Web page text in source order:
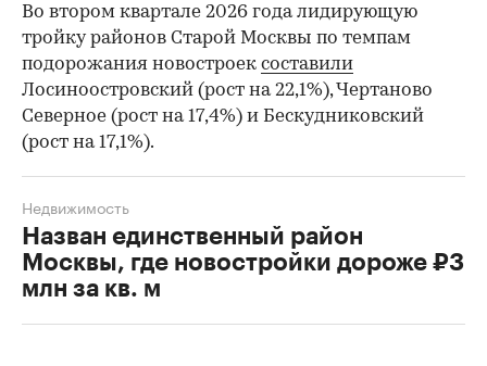
Во втором квартале 2026 года лидирующую
тройку районов Старой Москвы по темпам
подорожания новостроек составили
Лосиноостровский (рост на 22,1%), Чертаново
Северное (рост на 17,4%) и Бескудниковский
(рост на 17,1%).
Назван единственный район
Москвы, где новостройки дороже ₽3
млн за кв. м
Недвижимость